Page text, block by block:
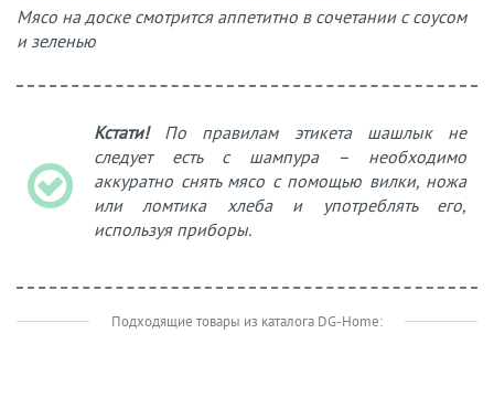
Мясо на доске смотрится аппетитно в сочетании с соусом
и зеленью
Кстати! По правилам этикета шашлык не
следует есть с шампура – необходимо
аккуратно снять мясо с помощью вилки, ножа
или ломтика хлеба и употреблять его,
используя приборы.
Подходящие товары из каталога DG-Home: